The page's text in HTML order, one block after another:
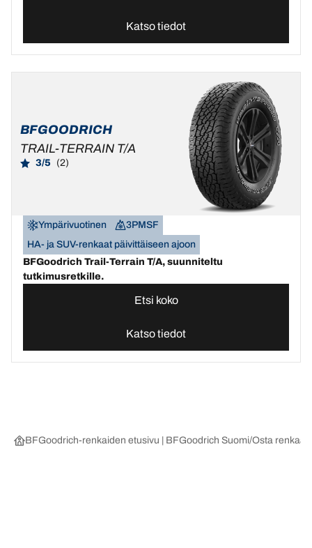
Katso tiedot
BFGOODRICH
TRAIL-TERRAIN T/A
3/5 (2)
Ympärivuotinen
3PMSF
HA- ja SUV-renkaat päivittäiseen ajoon
BFGoodrich Trail-Terrain T/A, suunniteltu
tutkimusretkille.
Etsi koko
Katso tiedot
BFGoodrich-renkaiden etusivu | BFGoodrich Suomi Osta renkaat